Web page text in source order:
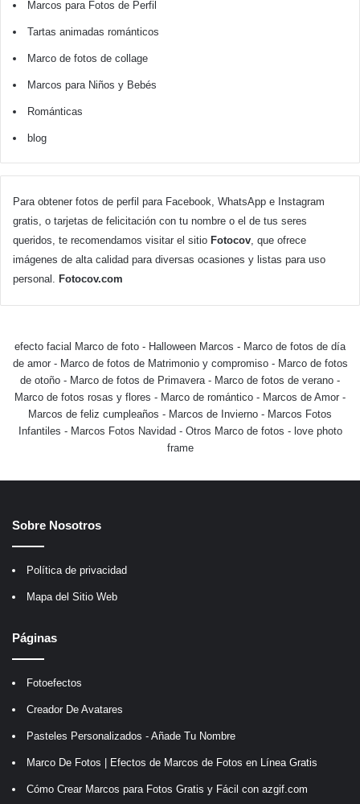
Marcos para Fotos de Perfil
Tartas animadas románticos
Marco de fotos de collage
Marcos para Niños y Bebés
Románticas
blog
Para obtener fotos de perfil para Facebook, WhatsApp e Instagram
gratis, o tarjetas de felicitación con tu nombre o el de tus seres
queridos, te recomendamos visitar el sitio Fotocov, que ofrece
imágenes de alta calidad para diversas ocasiones y listas para uso
personal. Fotocov.com
efecto facial Marco de foto - Halloween Marcos - Marco de fotos de día
de amor- Marco de fotos de Matrimonio y compromiso- Marco de fotos
de otoño - Marco de fotos de Primavera- Marco de fotos de verano -
Marco de fotos rosas y flores - Marco de romántico - Marcos de Amor -
Marcos de feliz cumpleaños - Marcos de Invierno - Marcos Fotos
Infantiles - Marcos Fotos Navidad - Otros Marco de fotos - love photo
frame
Sobre Nosotros
Política de privacidad
Mapa del Sitio Web
Páginas
Fotoefectos
Creador De Avatares
Pasteles Personalizados - Añade Tu Nombre
Marco De Fotos | Efectos de Marcos de Fotos en Línea Gratis
Cómo Crear Marcos para Fotos Gratis y Fácil con azgif.com